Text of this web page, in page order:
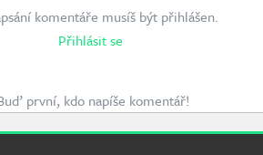
komentáře musíš být přihlášen.
Přihlásit se
první, kdo napíše komentář!